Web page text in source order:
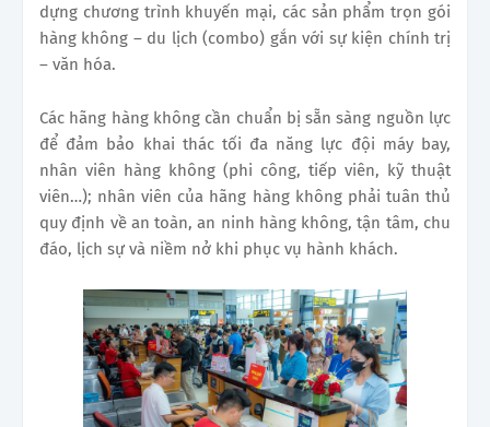
dựng chương trình khuyến mại, các sản phẩm trọn gói
hàng không – du lịch (combo) gắn với sự kiện chính trị
– văn hóa.
Các hãng hàng không cần chuẩn bị sẵn sàng nguồn lực
để đảm bảo khai thác tối đa năng lực đội máy bay,
nhân viên hàng không (phi công, tiếp viên, kỹ thuật
viên…); nhân viên của hãng hàng không phải tuân thủ
quy định về an toàn, an ninh hàng không, tận tâm, chu
đáo, lịch sự và niềm nở khi phục vụ hành khách.